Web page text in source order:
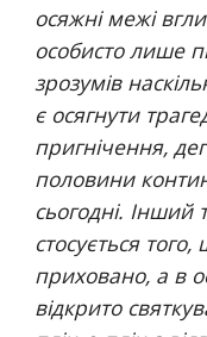
осяжні межі
особисто лише
зрозумів
є осягнути
пригнічення,
половини
сьогодні. Інший
стосується
приховано, а в
відкрито